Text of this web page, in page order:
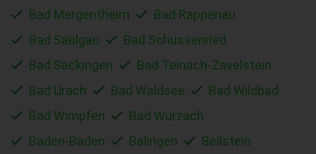
Bad Mergentheim
Bad Rappenau
Bad Saulgau
Bad Schussenried
Bad Säckingen
Bad Teinach-Zavelstein
Bad Urach
Bad Waldsee
Bad Wildbad
Bad Wimpfen
Bad Wurzach
Baden-Baden
Balingen
Beilstein